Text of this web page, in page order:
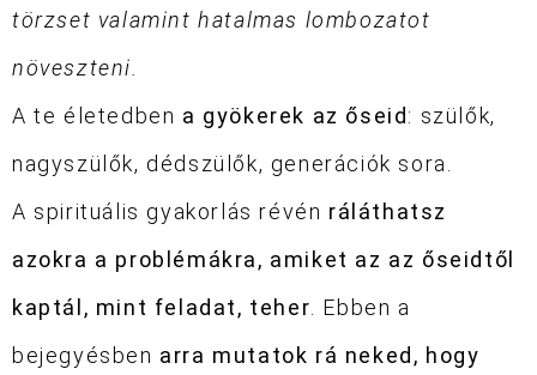
törzset valamint hatalmas lombozatot
növeszteni.
A te életedben a gyökerek az őseid: szülők,
nagyszülők, dédszülők, generációk sora.
A spirituális gyakorlás révén ráláthatsz
azokra a problémákra, amiket az az őseidtől
kaptál, mint feladat, teher. Ebben a
bejegyésben arra mutatok rá neked, hogy